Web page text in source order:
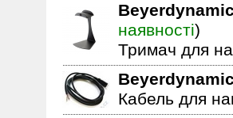
наявності)
Тримач для
Кабель для